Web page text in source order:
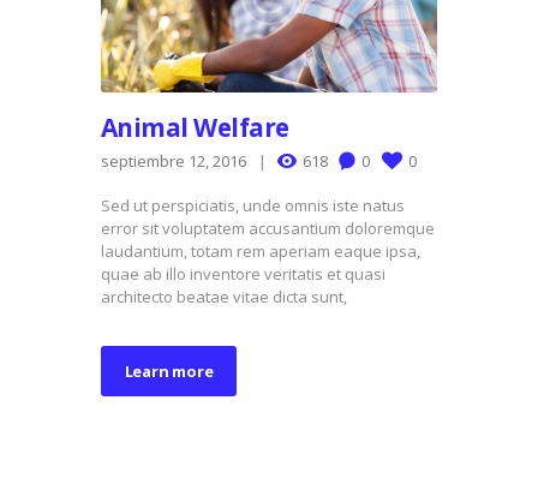
Animal Welfare
septiembre 12, 2016 618 0 0
Sed ut perspiciatis, unde omnis iste natus
error sit voluptatem accusantium doloremque
laudantium, totam rem aperiam eaque ipsa,
quae ab illo inventore veritatis et quasi
architecto beatae vitae dicta sunt,
Learn more